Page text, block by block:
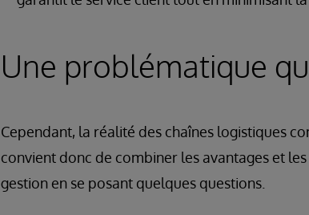
Une problématique
Cependant, la réalité des chaînes logistiques
convient donc de combiner les avantages et
gestion en se posant quelques questions.